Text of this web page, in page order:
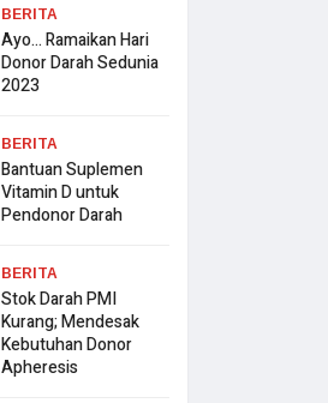
BERITA
Ayo… Ramaikan Hari
Donor Darah Sedunia
2023
BERITA
Bantuan Suplemen
Vitamin D untuk
Pendonor Darah
BERITA
Stok Darah PMI
Kurang; Mendesak
Kebutuhan Donor
Apheresis